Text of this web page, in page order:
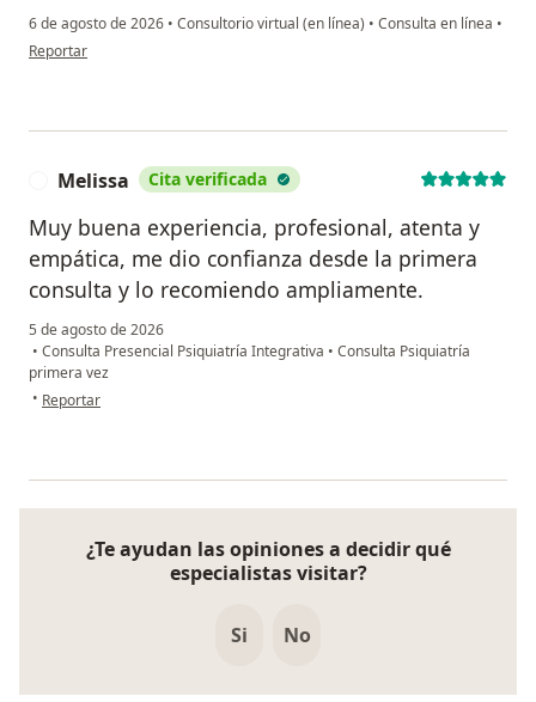
6 de agosto de 2026 • Consultorio virtual (en línea) • Consulta en línea •
en opinión del usuario Victoria Bejarano
Reportar
Melissa Cita verificada
Muy buena experiencia, profesional, atenta y
empática, me dio confianza desde la primera
consulta y lo recomiendo ampliamente.
5 de agosto de 2026
• Consulta Presencial Psiquiatría Integrativa • Consulta Psiquiatría
primera vez
• en opinión del usuario Melissa
Reportar
¿Te ayudan las opiniones a decidir qué
especialistas visitar?
Si No